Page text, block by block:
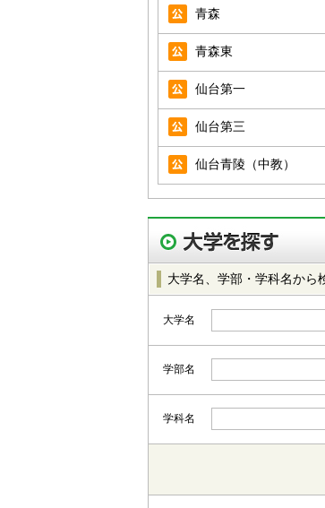
青森
青森東
仙台第一
仙台第三
仙台青陵（中教）
大学名、学部・学科名から
大学名
学部名
学科名